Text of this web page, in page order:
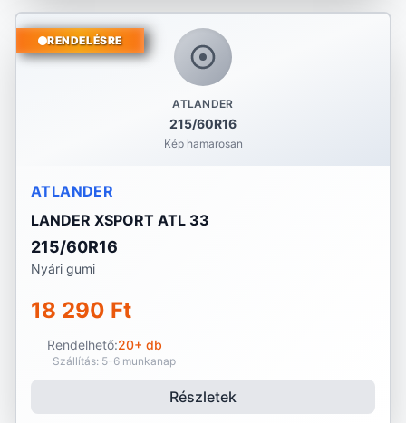
ATLANDER
215/60R16
Kép hamarosan
RENDELÉSRE
ATLANDER
LANDER XSPORT ATL 33
215/60R16
Nyári gumi
18 290 Ft
Rendelhető:20+ db
Szállítás: 5-6 munkanap
Részletek